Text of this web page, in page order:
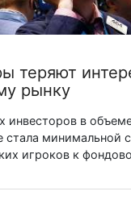
теряют
рынку
инвесторов в
минимальной
игроков к